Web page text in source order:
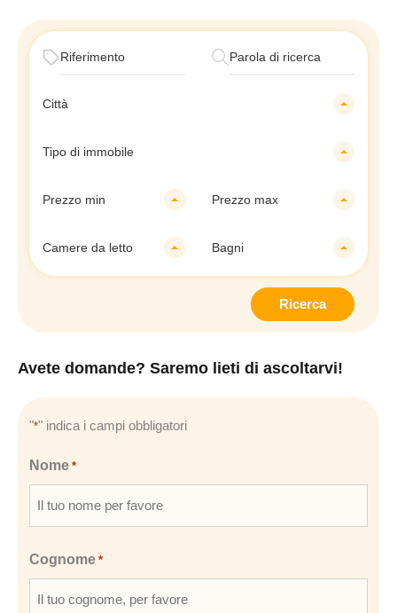
Città
Tipo di immobile
Prezzo min Prezzo max
Camere da letto Bagni
Ricerca
Avete domande? Saremo lieti di ascoltarvi!
"*" indica i campi obbligatori
Nome *
Cognome *